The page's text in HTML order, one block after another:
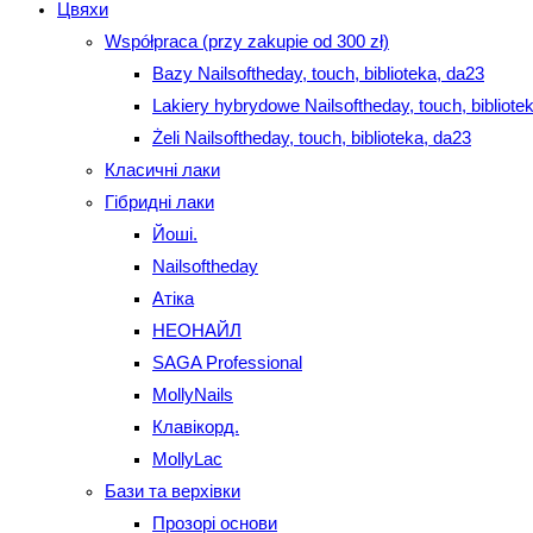
Цвяхи
Współpraca (przy zakupie od 300 zł)
Bazy Nailsoftheday, touch, biblioteka, da23
Lakiery hybrydowe Nailsoftheday, touch,
Żeli Nailsoftheday, touch, biblioteka, da23
Класичні лаки
Гібридні лаки
Йоші.
Nailsoftheday
Атіка
НЕОНАЙЛ
SAGA Professional
MollyNails
Клавікорд.
MollyLac
Бази та верхівки
Прозорі основи